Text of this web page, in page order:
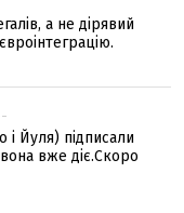
а не дірявий
Йуля) підписали
вже діє.Скоро